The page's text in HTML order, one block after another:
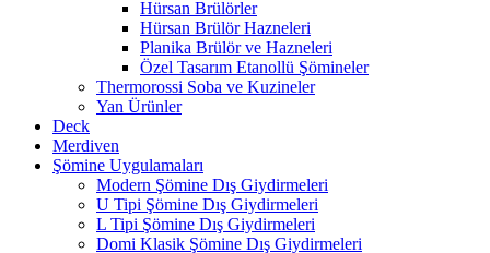
Hürsan Brülörler
Hürsan Brülör Hazneleri
Planika Brülör ve Hazneleri
Özel Tasarım Etanollü Şömineler
Thermorossi Soba ve Kuzineler
Yan Ürünler
Deck
Merdiven
Şömine Uygulamaları
Modern Şömine Dış Giydirmeleri
U Tipi Şömine Dış Giydirmeleri
L Tipi Şömine Dış Giydirmeleri
Domi Klasik Şömine Dış Giydirmeleri